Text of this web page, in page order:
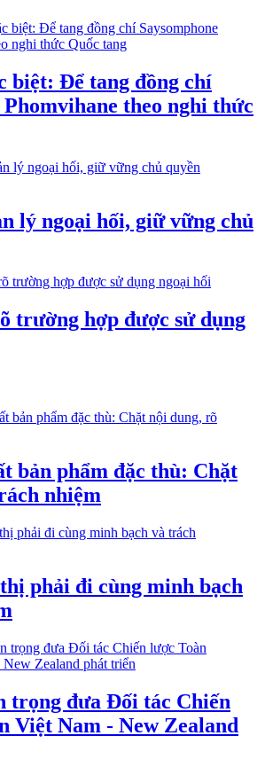
biệt: Để tang đồng chí
Phomvihane theo nghi thức
lý ngoại hối, giữ vững chủ
trường hợp được sử dụng
bản phẩm đặc thù: Chặt
nhiệm
phải đi cùng minh bạch
trọng đưa Đối tác Chiến
Việt Nam - New Zealand